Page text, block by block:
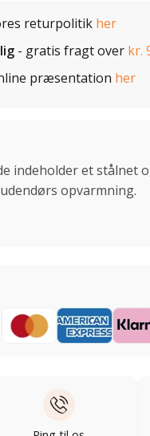
returpolitik her
- gratis fragt over kr.
præsentation her
indeholder et stålnet
opvarmning.